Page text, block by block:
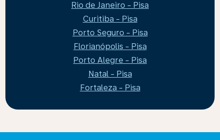
Rio de Janeiro - Pisa
Curitiba - Pisa
Porto Seguro - Pisa
Florianópolis - Pisa
Porto Alegre - Pisa
Natal - Pisa
Fortaleza - Pisa